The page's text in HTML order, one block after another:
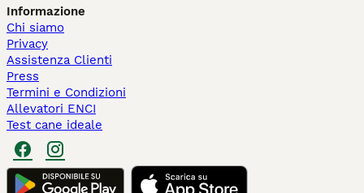
Informazione
Chi siamo
Privacy
Assistenza Clienti
Press
Termini e Condizioni
Allevatori ENCI
Test cane ideale